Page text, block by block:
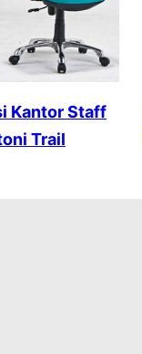
Kantor Staff
Trail